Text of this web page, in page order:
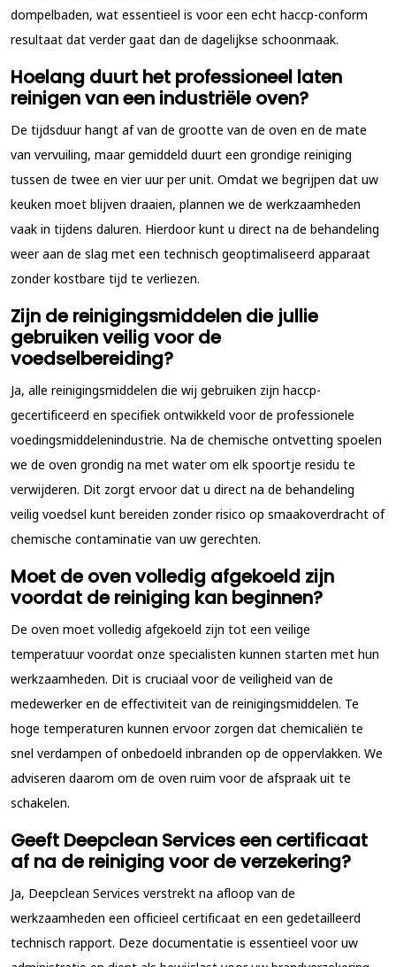
dompelbaden, wat essentieel is voor een echt haccp-conform
resultaat dat verder gaat dan de dagelijkse schoonmaak.
Hoelang duurt het professioneel laten
reinigen van een industriële oven?
De tijdsduur hangt af van de grootte van de oven en de mate
van vervuiling, maar gemiddeld duurt een grondige reiniging
tussen de twee en vier uur per unit. Omdat we begrijpen dat uw
keuken moet blijven draaien, plannen we de werkzaamheden
vaak in tijdens daluren. Hierdoor kunt u direct na de behandeling
weer aan de slag met een technisch geoptimaliseerd apparaat
zonder kostbare tijd te verliezen.
Zijn de reinigingsmiddelen die jullie
gebruiken veilig voor de
voedselbereiding?
Ja, alle reinigingsmiddelen die wij gebruiken zijn haccp-
gecertificeerd en specifiek ontwikkeld voor de professionele
voedingsmiddelenindustrie. Na de chemische ontvetting spoelen
we de oven grondig na met water om elk spoortje residu te
verwijderen. Dit zorgt ervoor dat u direct na de behandeling
veilig voedsel kunt bereiden zonder risico op smaakoverdracht of
chemische contaminatie van uw gerechten.
Moet de oven volledig afgekoeld zijn
voordat de reiniging kan beginnen?
De oven moet volledig afgekoeld zijn tot een veilige
temperatuur voordat onze specialisten kunnen starten met hun
werkzaamheden. Dit is cruciaal voor de veiligheid van de
medewerker en de effectiviteit van de reinigingsmiddelen. Te
hoge temperaturen kunnen ervoor zorgen dat chemicaliën te
snel verdampen of onbedoeld inbranden op de oppervlakken. We
adviseren daarom om de oven ruim voor de afspraak uit te
schakelen.
Geeft Deepclean Services een certificaat
af na de reiniging voor de verzekering?
Ja, Deepclean Services verstrekt na afloop van de
werkzaamheden een officieel certificaat en een gedetailleerd
technisch rapport. Deze documentatie is essentieel voor uw